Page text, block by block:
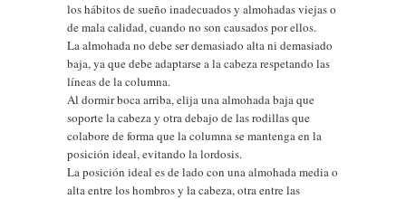
los hábitos de sueño inadecuados y almohadas viejas o
de mala calidad, cuando no son causados ​​por ellos.
La almohada no debe ser demasiado alta ni demasiado
baja, ya que debe adaptarse a la cabeza respetando las
líneas de la columna.
Al dormir boca arriba, elija una almohada baja que
soporte la cabeza y otra debajo de las rodillas que
colabore de forma que la columna se mantenga en la
posición ideal, evitando la lordosis.
La posición ideal es de lado con una almohada media o
alta entre los hombros y la cabeza, otra entre las